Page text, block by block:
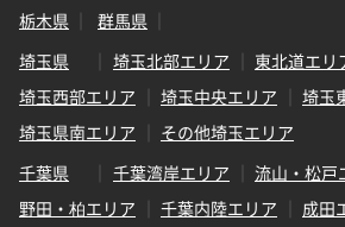
栃木県
群馬県
埼玉県
埼玉北部エリア
東北道エリ
埼玉西部エリア
埼玉中央エリア
埼玉
埼玉県南エリア
その他埼玉エリア
千葉県
千葉湾岸エリア
流山・松戸
野田・柏エリア
千葉内陸エリア
成田